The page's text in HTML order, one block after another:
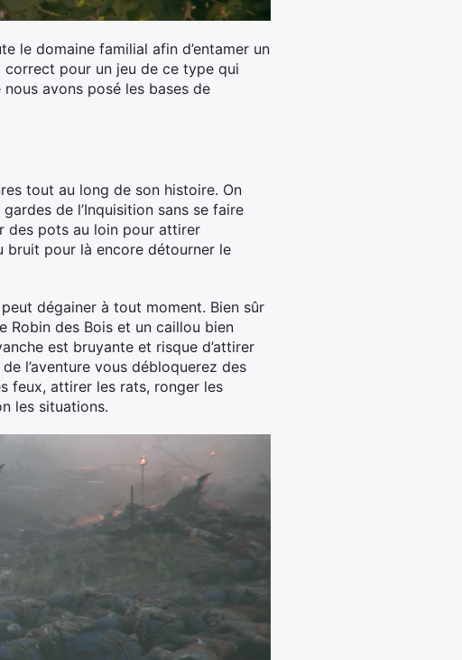
le domaine familial afin d’entamer un
correct pour un jeu de ce type qui
avons posé les bases de
tout au long de son histoire. On
de l’Inquisition sans se faire
des pots au loin pour attirer
bruit pour là encore détourner le
dégainer à tout moment. Bien sûr
Robin des Bois et un caillou bien
est bruyante et risque d’attirer
l’aventure vous débloquerez des
feux, attirer les rats, ronger les
les situations.